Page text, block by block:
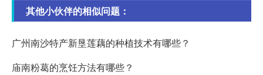
其他小伙伴的相似问题：
广州南沙特产新垦莲藕的种植技术有哪些？
庙南粉葛的烹饪方法有哪些？